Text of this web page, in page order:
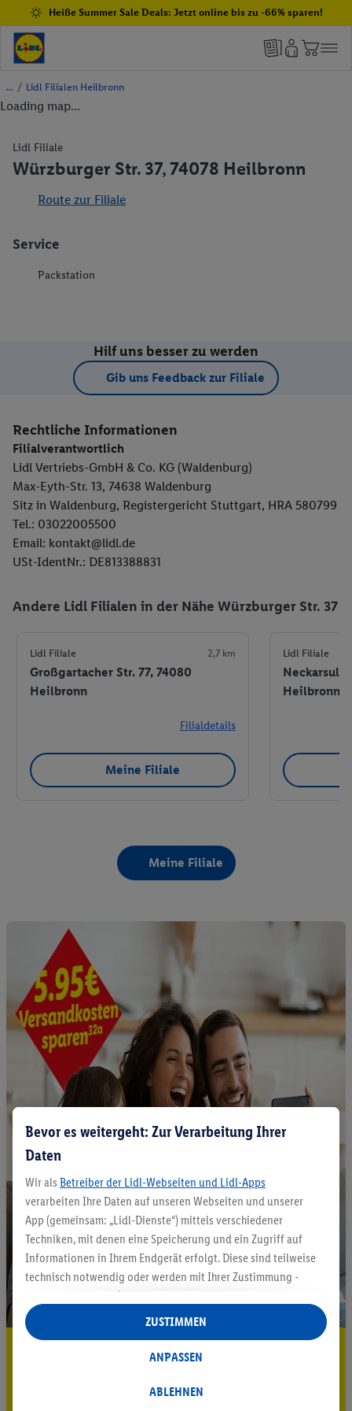
Heiße Summer Sale Deals: Jetzt online bis zu -66% sparen!
/ Lidl Filialen Heilbronn
Loading map...
Lidl Filiale
Würzburger Str. 37, 74078 Heilbronn
Route zur Filiale
Service
Packstation
Hilf uns besser zu werden
Gib uns Feedback zur Filiale
Rechtliche Informationen
Filialverantwortlich
Lidl Vertriebs-GmbH & Co. KG (Waldenburg)
Max-Eyth-Str. 13, 74638 Waldenburg
Sitz in Waldenburg, Registergericht Stuttgart, HRA 580799
Tel.: 03022005500
Email: kontakt@lidl.de
USt-IdentNr.: DE813388831
Andere Lidl Filialen in der Nähe Würzburger Str. 37
Lidl Filiale 2,7 km
Großgartacher Str. 77, 74080
Heilbronn
Filialdetails
Meine Filiale
Lidl Filiale
Heilbronn
Meine Filiale
5.95 € Versand sparen³²ᵃ
Bevor es weitergeht: Zur Verarbeitung Ihrer
Daten
Wir als Betreiber der Lidl-Webseiten und Lidl-Apps
verarbeiten Ihre Daten auf unseren Webseiten und unserer
App (gemeinsam: „Lidl-Dienste“) mittels verschiedener
Techniken, mit denen eine Speicherung und ein Zugriff auf
Informationen in Ihrem Endgerät erfolgt. Diese sind teilweise
technisch notwendig oder werden mit Ihrer Zustimmung -
auch durch Partner (u.a.
Verantwortliche; im Zusammenhang mit dem IAB TCF
insgesamt
Statistik-Erstellung oder für personalisierte Werbung
Datenverarbeitungen für personalisierte Werbung werden
ABLEHNEN
ANPASSEN
ZUSTIMMEN